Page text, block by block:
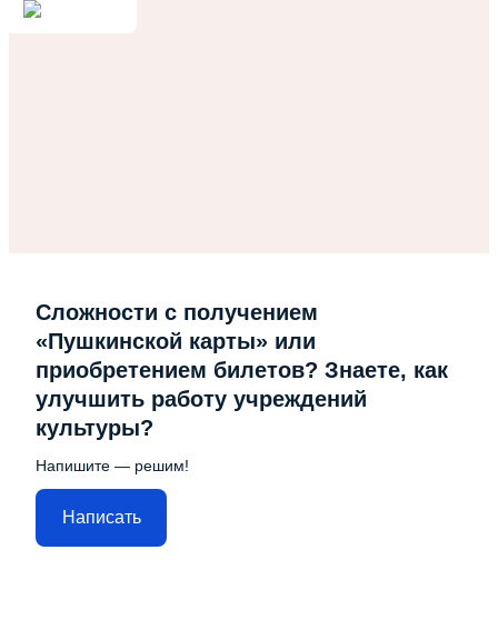
Сложности с получением
«Пушкинской карты» или
приобретением билетов? Знаете, как
улучшить работу учреждений
культуры?
Напишите — решим!
Написать